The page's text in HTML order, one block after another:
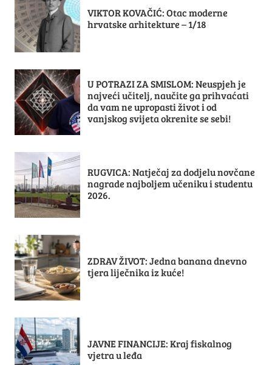
VIKTOR KOVAČIĆ: Otac moderne
hrvatske arhitekture – 1/18
U POTRAZI ZA SMISLOM: Neuspjeh je
najveći učitelj, naučite ga prihvaćati
da vam ne upropasti život i od
vanjskog svijeta okrenite se sebi!
RUGVICA: Natječaj za dodjelu novčane
nagrade najboljem učeniku i studentu
2026.
ZDRAV ŽIVOT: Jedna banana dnevno
tjera liječnika iz kuće!
JAVNE FINANCIJE: Kraj fiskalnog
vjetra u leđa